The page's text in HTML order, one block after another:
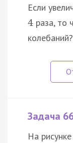
Если
4 раза, то
колебаний?
Задача
На